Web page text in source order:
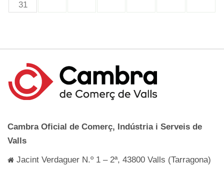
31
Cambra Oficial de Comerç, Indústria i Serveis de
Valls
Jacint Verdaguer N.º 1 – 2ª, 43800 Valls (Tarragona)